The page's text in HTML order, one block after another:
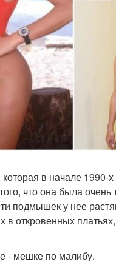
в начале
что она была
подмышек у нее
откровенных
- мешке по малибу.